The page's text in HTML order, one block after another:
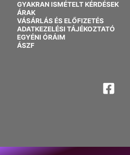
GYAKRAN ISMÉTELT KÉRDÉSEK
ÁRAK
VÁSÁRLÁS ÉS ELŐFIZETÉS
ADATKEZELÉSI TÁJÉKOZTATÓ
EGYÉNI ÓRÁIM
ÁSZF